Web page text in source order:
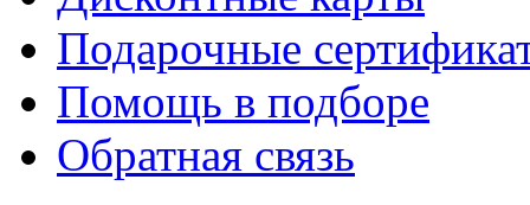
Подарочные
Помощь в подборе
Обратная связь